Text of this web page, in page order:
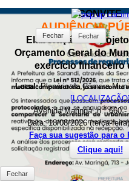
PREFEITURA
SARANDI
MENU
SEARCH
LOGIN
CONVITE
AUDIÊNCIA
Elaboração do
Orçamento Geral do
exercício financeiro
Local:Plenário da Câmara
Avenida Maringá, n.º 660
Data: 18/08/2026 (terça-
Faça sua sugestão para o
Clique aqui!
Fechar
Fechar
Fechar
Fechar